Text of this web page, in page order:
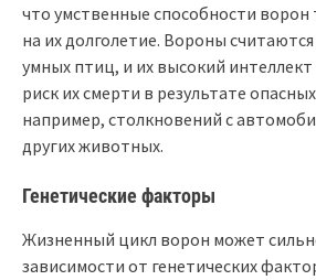
что умственные способности ворон
на их долголетие. Вороны
умных птиц, и их высокий
риск их смерти в результате
например, столкновений с
других животных.
Генетические факторы
Жизненный цикл ворон может
зависимости от генетических